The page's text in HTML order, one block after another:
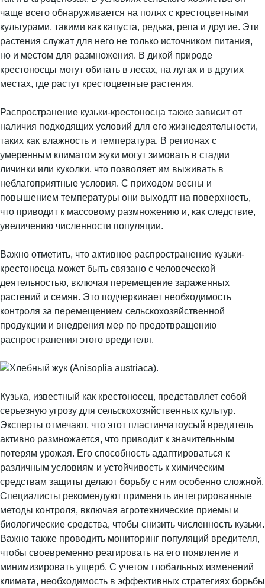
чаще всего обнаруживается на полях с крестоцветными
культурами, такими как капуста, редька, репа и другие. Эти
растения служат для него не только источником питания,
но и местом для размножения. В дикой природе
крестоносцы могут обитать в лесах, на лугах и в других
местах, где растут крестоцветные растения.
Распространение кузьки-крестоносца также зависит от
наличия подходящих условий для его жизнедеятельности,
таких как влажность и температура. В регионах с
умеренным климатом жуки могут зимовать в стадии
личинки или куколки, что позволяет им выживать в
неблагоприятные условия. С приходом весны и
повышением температуры они выходят на поверхность,
что приводит к массовому размножению и, как следствие,
увеличению численности популяции.
Важно отметить, что активное распространение кузьки-
крестоносца может быть связано с человеческой
деятельностью, включая перемещение зараженных
растений и семян. Это подчеркивает необходимость
контроля за перемещением сельскохозяйственной
продукции и внедрения мер по предотвращению
распространения этого вредителя.
Кузька, известный как крестоносец, представляет собой
серьезную угрозу для сельскохозяйственных культур.
Эксперты отмечают, что этот пластинчатоусый вредитель
активно размножается, что приводит к значительным
потерям урожая. Его способность адаптироваться к
различным условиям и устойчивость к химическим
средствам защиты делают борьбу с ним особенно сложной.
Специалисты рекомендуют применять интегрированные
методы контроля, включая агротехнические приемы и
биологические средства, чтобы снизить численность кузьки.
Важно также проводить мониторинг популяций вредителя,
чтобы своевременно реагировать на его появление и
минимизировать ущерб. С учетом глобальных изменений
климата, необходимость в эффективных стратегиях борьбы